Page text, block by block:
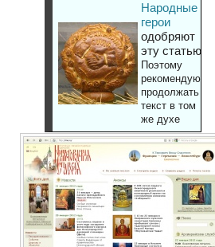
Народные
герои
одобряют
эту статью
Поэтому
рекомендуют
продолжать
текст в том
же духе